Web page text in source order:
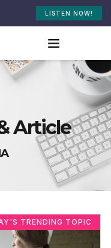
LISTEN NOW!
Article
TRENDING TOPIC